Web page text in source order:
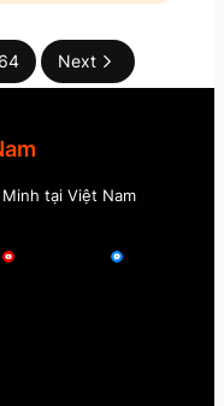
Next
tại Việt Nam